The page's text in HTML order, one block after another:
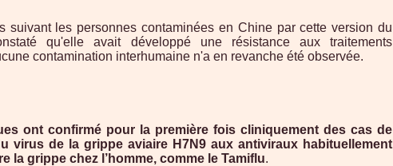
suivant les personnes contaminées en Chine par cette version du
qu'elle avait développé une résistance aux traitements
contamination interhumaine n'a en revanche été observée.
ont confirmé pour la première fois cliniquement des cas de
virus de la grippe aviaire H7N9 aux antiviraux habituellement
la grippe chez l’homme, comme le Tamiflu.